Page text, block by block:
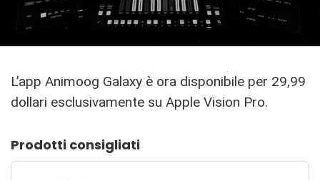
L’app Animoog Galaxy è ora disponibile per 29,99
dollari esclusivamente su Apple Vision Pro.
Prodotti consigliati